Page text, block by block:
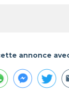
annonce